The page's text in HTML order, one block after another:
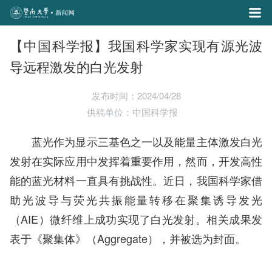
【中国科学报】我国科学家实现有源光波
导远程激发的白光发射
发布时间：2024/04/28
供稿单位：中国科学报
蓝光作为显示三基色之一以及能量主体激发白光
发射在实际应用中发挥着重要作用，然而，开发高性
能的蓝光材料一直具有挑战性。近日，我国科学家借
助光波导与荧光共振能量转移在聚集诱导发光
（AIE）微纤维上成功实现了白光发射。相关成果发
表于《聚集体》（Aggregate），并被选为封面。